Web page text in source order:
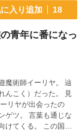
入り追加 18
青年に番になっ
魔術師イーリヤ。 辿
こく）だった。 見
リヤが出会ったの
ゲツ。 言葉も通じな
。 この国に